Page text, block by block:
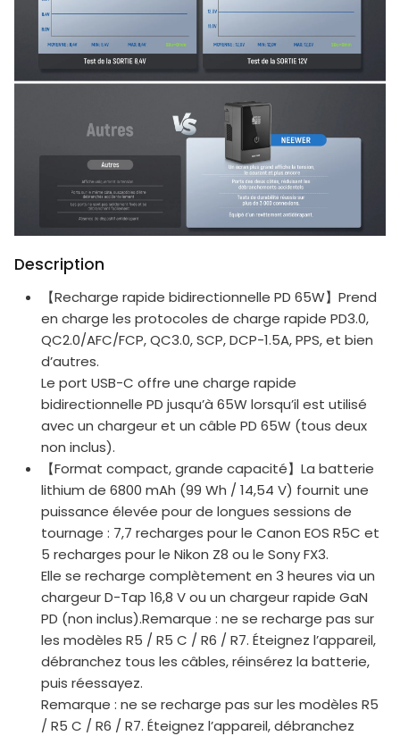
Description
【Recharge rapide bidirectionnelle PD 65W】Prend
en charge les protocoles de charge rapide PD3.0,
QC2.0/AFC/FCP, QC3.0, SCP, DCP-1.5A, PPS, et bien
d’autres.
Le port USB-C offre une charge rapide
bidirectionnelle PD jusqu’à 65W lorsqu’il est utilisé
avec un chargeur et un câble PD 65W (tous deux
non inclus).
【Format compact, grande capacité】La batterie
lithium de 6800 mAh (99 Wh / 14,54 V) fournit une
puissance élevée pour de longues sessions de
tournage : 7,7 recharges pour le Canon EOS R5C et
5 recharges pour le Nikon Z8 ou le Sony FX3.
Elle se recharge complètement en 3 heures via un
chargeur D-Tap 16,8 V ou un chargeur rapide GaN
PD (non inclus).Remarque : ne se recharge pas sur
les modèles R5 / R5 C / R6 / R7. Éteignez l’appareil,
débranchez tous les câbles, réinsérez la batterie,
puis réessayez.
Remarque : ne se recharge pas sur les modèles R5
/ R5 C / R6 / R7. Éteignez l’appareil, débranchez